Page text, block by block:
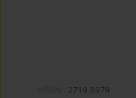
2719-8979